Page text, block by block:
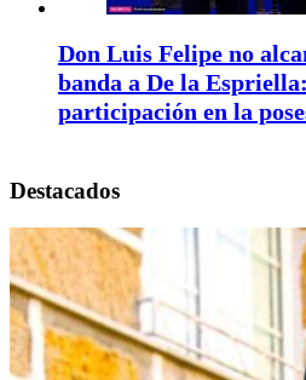
Don Luis Felipe no
banda a De la
participación en la
Destacados